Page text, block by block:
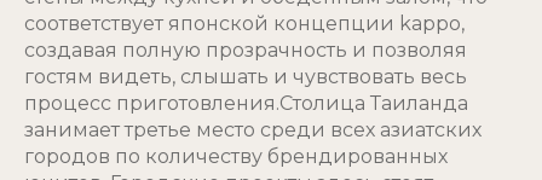
соответствует японской концепции kappo,
создавая полную прозрачность и позволяя
гостям видеть, слышать и чувствовать весь
процесс приготовления.Столица Таиланда
занимает третье место среди всех азиатских
городов по количеству брендированных